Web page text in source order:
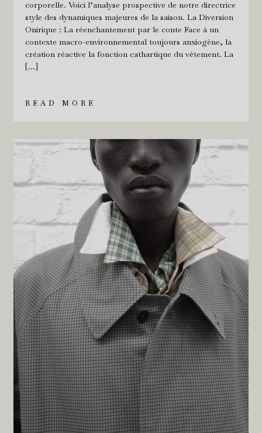
corporelle. Voici l’analyse prospective de notre directrice
style des dynamiques majeures de la saison. La Diversion
Onirique : La réenchantement par le conte Face à un
contexte macro-environnemental toujours anxiogène, la
création réactive la fonction cathartique du vêtement. La
[…]
READ MORE